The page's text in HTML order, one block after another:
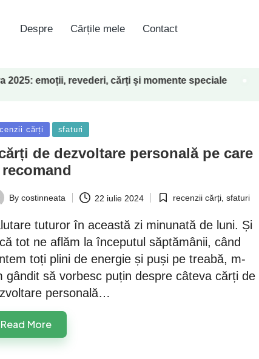
Despre Cărțile mele Contact
revederi, cărți și momente speciale
18
cărți sfaturi
de dezvoltare personală pe care
By costinneata 22 iulie 2024
Postedrecenzii cărți ,sfaturi
tuturor în această zi minunată de luni. Și
tot ne aflăm la începutul săptămânii, când
toți plini de energie și puși pe treabă, m-
gândit să vorbesc puțin despre câteva cărți de
personală…
Read More